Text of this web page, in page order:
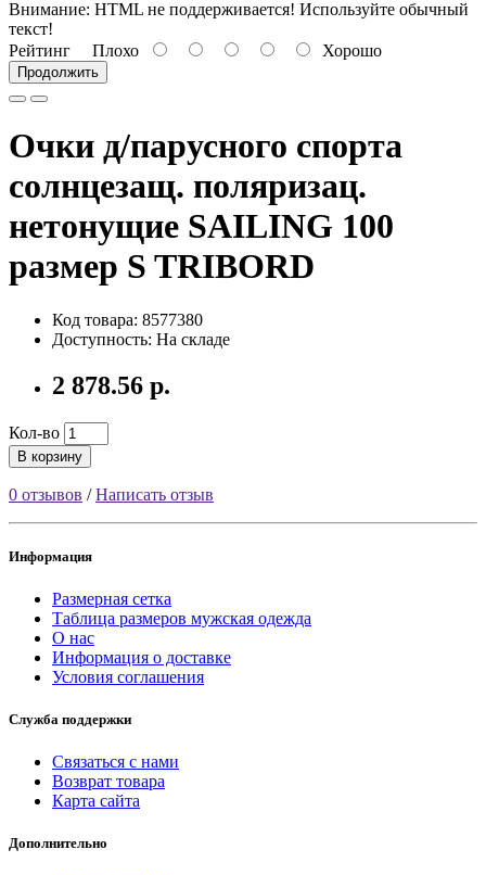
Внимание: HTML не поддерживается! Используйте обычный
текст!
Рейтинг Плохо Хорошо
Продолжить
Очки д/парусного спорта
солнцезащ. поляризац.
нетонущие SAILING 100
размер S TRIBORD
Код товара: 8577380
Доступность: На складе
2 878.56 р.
Кол-во
В корзину
0 отзывов /Написать отзыв
Информация
Размерная сетка
Таблица размеров мужская одежда
О нас
Информация о доставке
Условия соглашения
Служба поддержки
Связаться с нами
Возврат товара
Карта сайта
Дополнительно